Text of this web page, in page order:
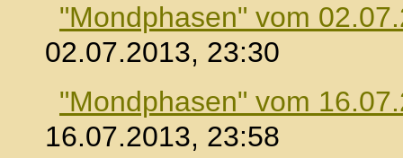
"Mondphasen" vom
02.07.2013, 23:30
"Mondphasen" vom
16.07.2013, 23:58